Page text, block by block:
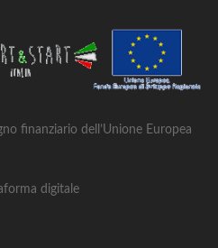
finanziario dell’Unione Europea
digitale